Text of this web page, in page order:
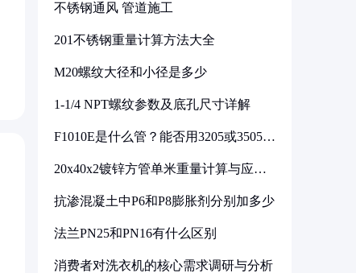
不锈钢通风 管道施工
201不锈钢重量计算方法大全
M20螺纹大径和小径是多少
1-1/4 NPT螺纹参数及底孔尺寸详解
F1010E是什么管？能否用3205或3505代
20x40x2镀锌方管单米重量计算与应用
抗渗混凝土中P6和P8膨胀剂分别加多少
法兰PN25和PN16有什么区别
消费者对洗衣机的核心需求调研与分析